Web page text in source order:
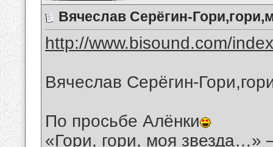
Вячеслав Серёгин-
http://www.bisound.com/
Вячеслав Серёгин-
По просьбе Алёнки
«Гори, гори, моя звезда…»